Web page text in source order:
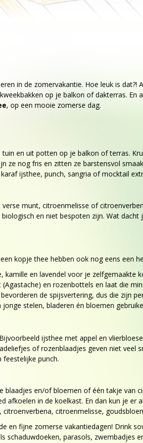
in de zomervakantie. Hoe leuk is
op je balkon of dakterras. En
, op een mooie zomerse dag.
en uit potten op je balkon of terras.
ze nog fris en zitten ze barstensvol
ijsthee, punch, sangria of mocktail
munt, citroenmelisse of
en niet bespoten zijn. Wat
kopje thee hebben ook nog eens een
kamille en lavendel voor je zelfgemaakte
en rozenbottels en laat die
de spijsvertering, dus die zijn
stelen, bladeren én bloemen
ijsthee met appel en
of rozenblaadjes geven niet veel
punch.
blaadjes en/of bloemen of één takje
in de koelkast. En dan kun je er
citroenmelisse,
en fijne zomerse vakantiedagen! Drink
schaduwdoeken, parasols, zwembadjes